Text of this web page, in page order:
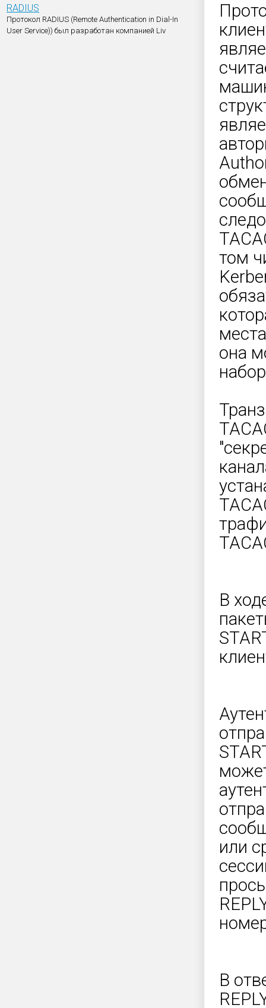
RADIUS
Протокол RADIUS (Remote Authentication in Dial-In
User Service)) был разработан компанией Liv
том
она
В
или
В